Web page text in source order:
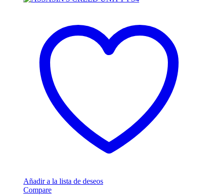
Añadir a la lista de deseos
Compare